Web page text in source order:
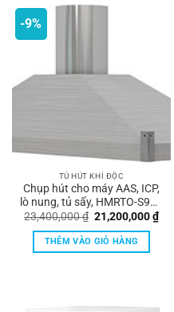
-9%
TỦ HÚT KHÍ ĐỘC
Chụp hút cho máy AAS, ICP,
lò nung, tủ sấy, HMRTO-S900
Hankook
23,400,000₫ Giá
gốc
là:
23,400,000 ₫.
21,200,000₫Giá
hiện
THÊM VÀO GIỎ HÀNG